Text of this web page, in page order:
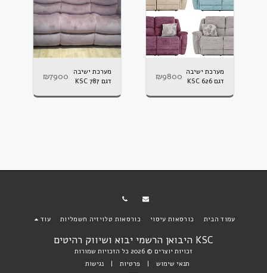
מערכת ישיבה
דגם KSC 626
₪9800
מערכת ישיבה
דגם KSC 787
₪7900
KSC היבואן הרשמי יבוא ושיווק רהיטים
זכויות יוצרים © 2026 כל הזכויות שמורות
תנאי שימוש | פרטיות |נגישות
עמוד הבית כורסאות עיסוי כורסאות טלויזיה חשמליות עוד